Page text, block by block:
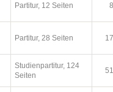
Partitur, 12 Seiten
Partitur, 28 Seiten
Studienpartitur, 124
Seiten